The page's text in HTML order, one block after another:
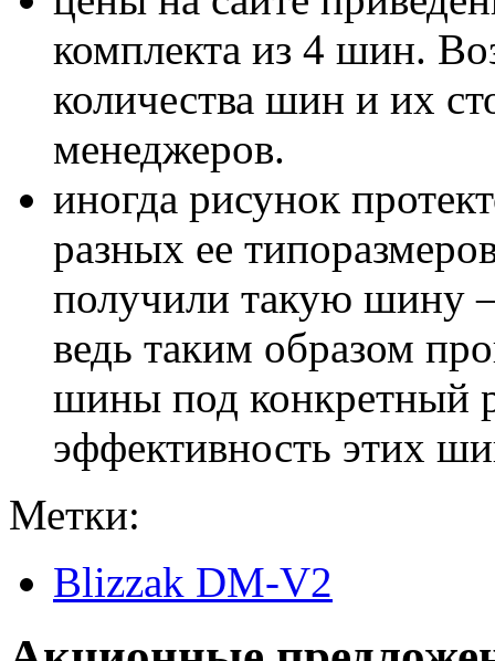
комплекта из 4 шин.
количества шин и их
менеджеров.
иногда рисунок
разных ее
получили такую шину
ведь таким образом
шины под конкретный
эффективность этих
Метки:
Blizzak DM-V2